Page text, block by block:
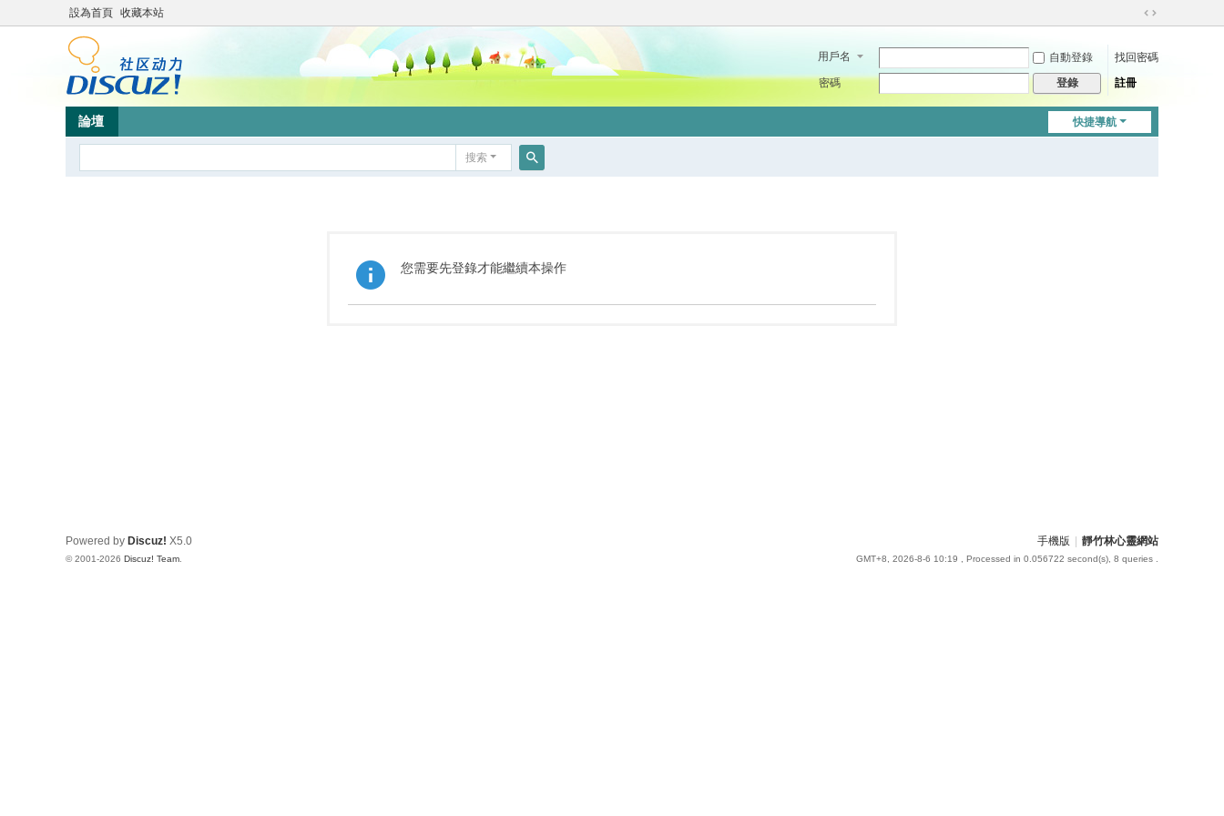
設為首頁 收藏本站
切
到
用戶名 自動登錄
找回密碼
密碼
登錄 註冊
快捷導航
論壇
搜索
您需要先登錄才能繼續本操作
手機版 靜竹林心靈網站
GMT+8, 2026-8-6 10:19 , Processed in 0.056722 second(s), 8 queries .
Powered by Discuz! X5.0
© 2001-2026 Discuz! Team